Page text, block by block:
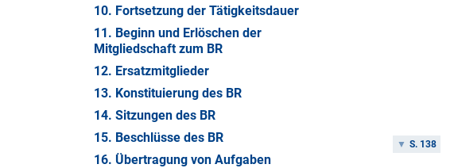
10. Fortsetzung der Tätigkeitsdauer
11. Beginn und Erlöschen der
Mitgliedschaft zum BR
12. Ersatzmitglieder
13. Konstituierung des BR
14. Sitzungen des BR
15. Beschlüsse des BR
16. Übertragung von Aufgaben
S. 138